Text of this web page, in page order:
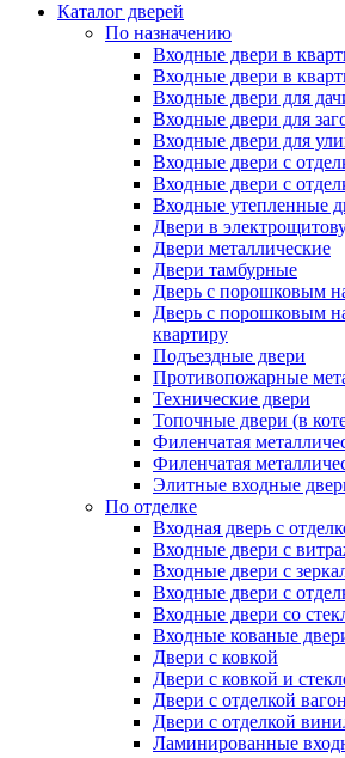
Каталог дверей
По назначению
Входные двери в
Входные двери в
Входные двери для
Входные двери для
Входные двери для
Входные двери с
Входные двери с
Входные утепленные
Двери в
Двери металлические
Двери тамбурные
Дверь с порошковым
Дверь с порошковым
квартиру
Подъездные двери
Противопожарные
Технические двери
Топочные двери (в
Филенчатая
Филенчатая
Элитные входные
По отделке
Входная дверь с
Входные двери с
Входные двери с
Входные двери с
Входные двери со
Входные кованые
Двери с ковкой
Двери с ковкой и
Двери с отделкой
Двери с отделкой
Ламинированные